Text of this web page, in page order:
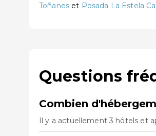
Toñanes et Posada La Estela
Questions
Combien
Il y a actuellement 3 hôtels et